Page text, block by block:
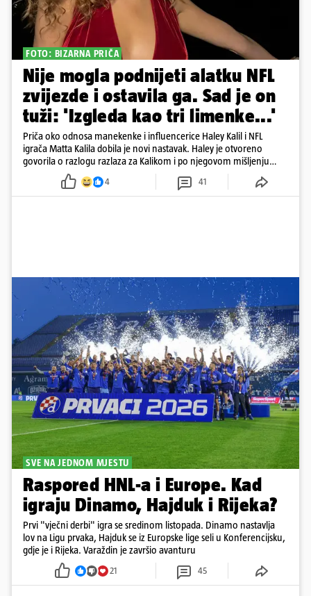
FOTO: BIZARNA PRIČA
Nije mogla podnijeti alatku NFL
zvijezde i ostavila ga. Sad je on
tuži: 'Izgleda kao tri limenke...'
Priča oko odnosa manekenke i influencerice Haley Kalil i NFL
igrača Matta Kalila dobila je novi nastavak. Haley je otvoreno
govorila o razlogu razlaza za Kalikom i po njegovom mišljenju
prešla granicu dobrog ukusa
4 41
SVE NA JEDNOM MJESTU
Raspored HNL-a i Europe. Kad
igraju Dinamo, Hajduk i Rijeka?
Prvi "vječni derbi" igra se sredinom listopada. Dinamo nastavlja
lov na Ligu prvaka, Hajduk se iz Europske lige seli u Konferencijsku,
gdje je i Rijeka. Varaždin je završio avanturu
21 45